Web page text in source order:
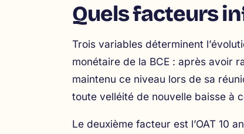
Quels facteurs
Trois variables déterminent
monétaire de la BCE : après avoir
maintenu ce niveau lors de sa
toute velléité de nouvelle baisse à
Le deuxième facteur est l’OAT 10